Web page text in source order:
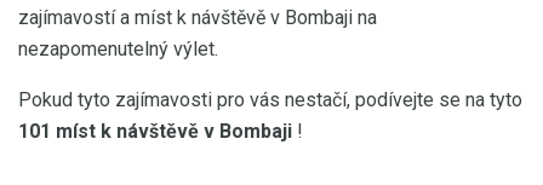
zajímavostí a míst k návštěvě v Bombaji na
nezapomenutelný výlet.
Pokud tyto zajímavosti pro vás nestačí, podívejte se na tyto
101 míst k návštěvě v Bombaji !